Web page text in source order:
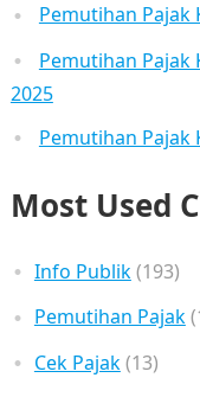
Pemutihan Pajak
Pemutihan Pajak
2025
Pemutihan Pajak
Most Used
Info Publik(193)
Pemutihan Pajak
Cek Pajak(13)